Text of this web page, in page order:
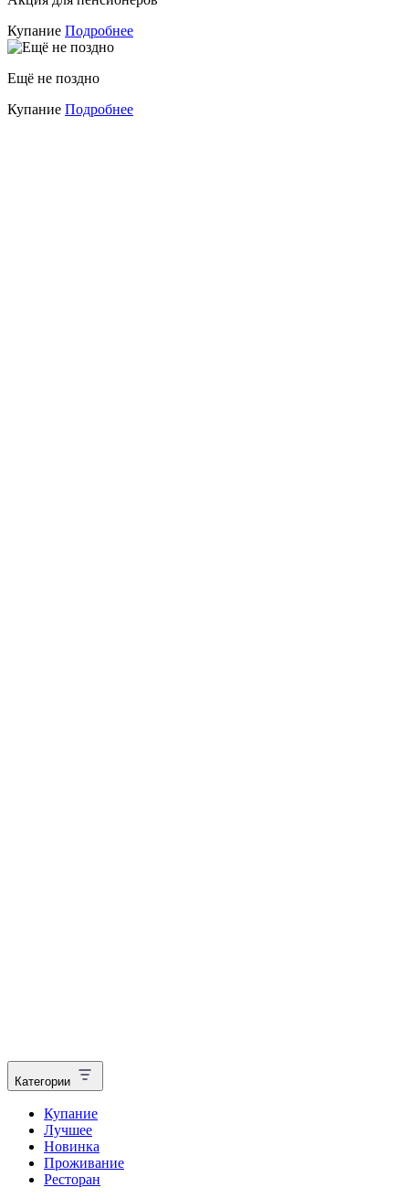
Купание Подробнее
Ещё не поздно
Купание Подробнее
Категории
Купание
Лучшее
Новинка
Проживание
Ресторан